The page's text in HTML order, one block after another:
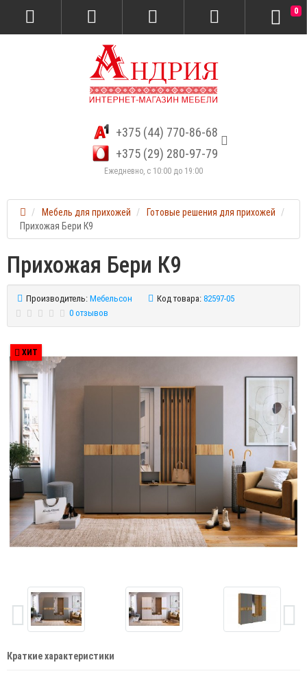
+375 (44) 770-86-68
+375 (29) 280-97-79
Ежедневно, с 10:00 до 19:00
0
Мебель для прихожей
Готовые решения для прихожей
Прихожая Бери К9
Прихожая Бери К9
Производитель: Мебельсон Код товара: 82597-05
0 отзывов
ХИТ
Краткие характеристики